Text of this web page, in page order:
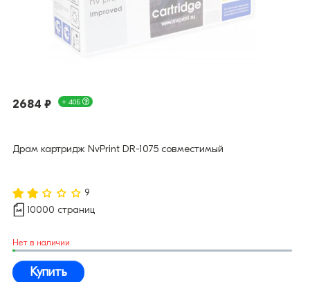
2684 ₽ + 40Б
Драм картридж NvPrint DR-1075 совместимый
9
10000 страниц
Нет в наличии
Купить